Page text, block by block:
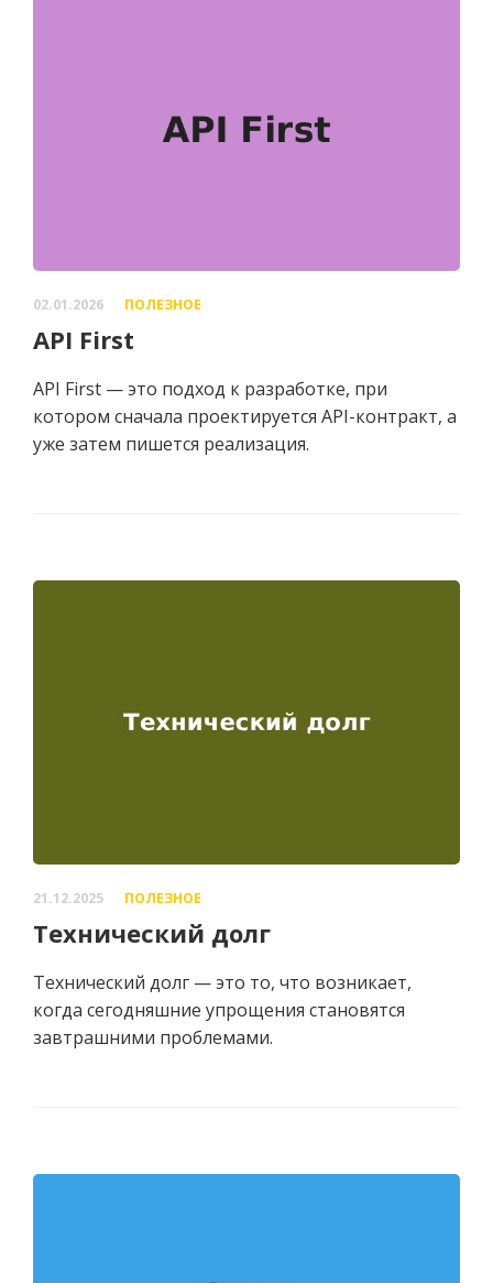
02.01.2026 ПОЛЕЗНОЕ
API First
API First — это подход к разработке, при
котором сначала проектируется API-контракт, а
уже затем пишется реализация.
21.12.2025 ПОЛЕЗНОЕ
Технический долг
Технический долг — это то, что возникает,
когда сегодняшние упрощения становятся
завтрашними проблемами.